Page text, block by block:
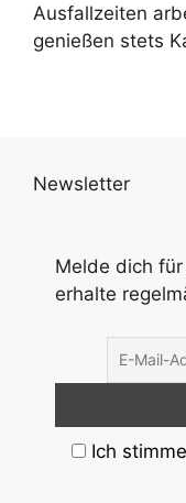
Ausfallzeiten
genießen stets
Newsletter
Melde dich
erhalte
Ich